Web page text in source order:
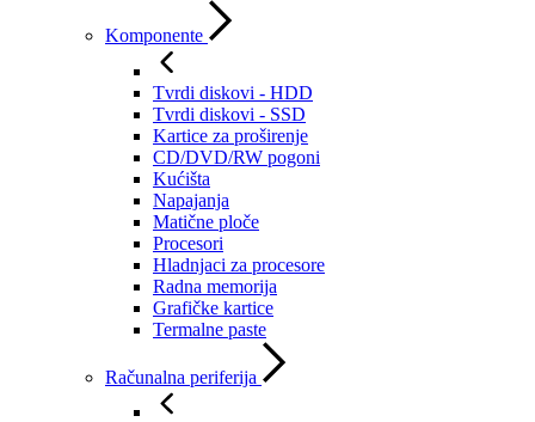
Komponente
Tvrdi diskovi - HDD
Tvrdi diskovi - SSD
Kartice za proširenje
CD/DVD/RW pogoni
Kućišta
Napajanja
Matične ploče
Procesori
Hladnjaci za procesore
Radna memorija
Grafičke kartice
Termalne paste
Računalna periferija